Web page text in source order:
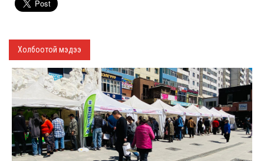
Холбоотой мэдээ